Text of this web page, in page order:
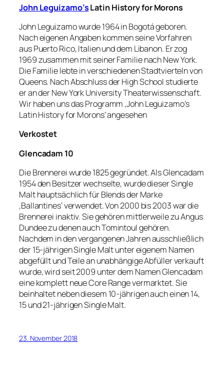
John Leguizamo’sLatin History for Morons
John Leguizamo wurde 1964 in Bogotá geboren.
Nach eigenen Angaben kommen seine Vorfahren
aus Puerto Rico, Italien und dem Libanon. Er zog
1969 zusammen mit seiner Familie nach New York.
Die Familie lebte in verschiedenen Stadtvierteln von
Queens. Nach Abschluss der High School studierte
er an der New York University Theaterwissenschaft.
Wir haben uns das Programm ‚John Leguizamo’s
Latin History for Morons‘ angesehen
Verkostet
Glencadam 10
Die Brennerei wurde 1825 gegründet. Als Glencadam
1954 den Besitzer wechselte, wurde dieser Single
Malt hauptsächlich für Blends der Marke
‚Ballantines‘ verwendet. Von 2000 bis 2003 war die
Brennerei inaktiv. Sie gehören mittlerweile zu Angus
Dundee zu denen auch Tomintoul gehören.
Nachdem in den vergangenen Jahren ausschließlich
der 15-jährigen Single Malt unter eigenem Namen
abgefüllt und Teile an unabhängige Abfüller verkauft
wurde, wird seit 2009 unter dem Namen Glencadam
eine komplett neue Core Range vermarktet. Sie
beinhaltet neben diesem 10-jährigen auch einen 14,
15 und 21-jährigen Single Malt.
23. November 2018